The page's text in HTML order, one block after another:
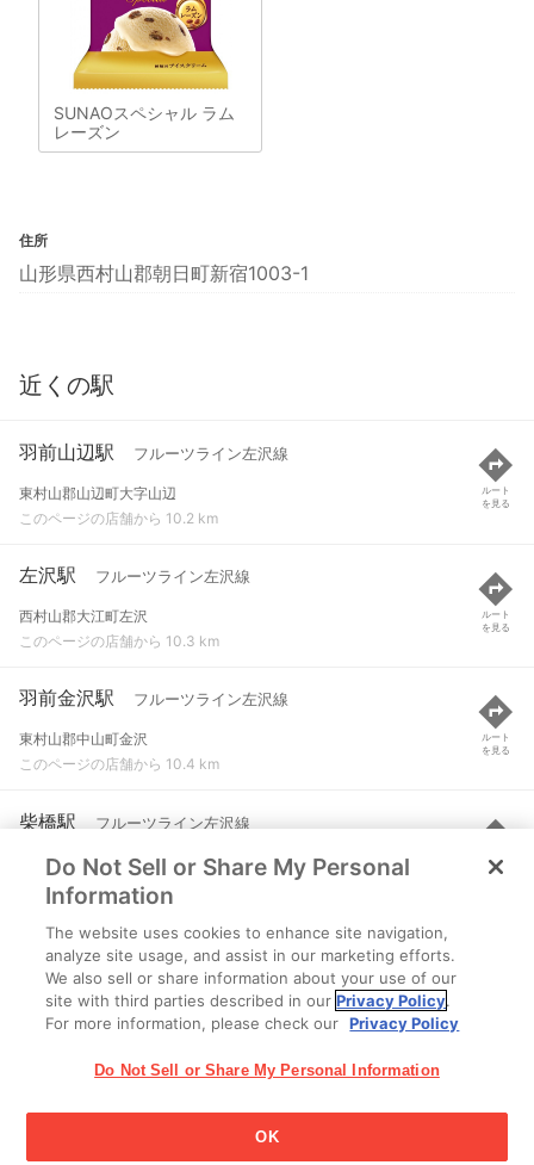
SUNAOスペシャル ラム
レーズン
住所
山形県西村山郡朝日町新宿1003-1
近くの駅
羽前山辺駅 フルーツライン左沢線
東村山郡山辺町大字山辺
このページの店舗から 10.2 km
ルート
を見る
左沢駅 フルーツライン左沢線
西村山郡大江町左沢
このページの店舗から 10.3 km
ルート
を見る
羽前金沢駅 フルーツライン左沢線
東村山郡中山町金沢
このページの店舗から 10.4 km
ルート
を見る
柴橋駅 フルーツライン左沢線
寒河江市大字柴橋
このページの店舗から 11 km
ルート
を見る
羽前長崎駅 フルーツライン左沢線
東村山郡中山町長崎
このページの店舗から 11 km
江崎グリコ株式会社 Copyright © 2025 Ezaki Glico Co., Ltd.
Do Not Sell or Share My Personal
Information
The website uses cookies to enhance site navigation,
analyze site usage, and assist in our marketing efforts.
We also sell or share information about your use of our
site with third parties described in ourPrivacy Policy.
For more information, please check our Privacy Policy
Do Not Sell or Share My Personal Information
OK